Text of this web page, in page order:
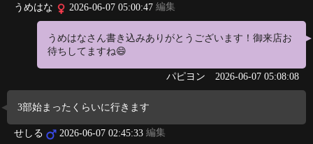
うめはな 2026-06-07 05:00:47 編集
うめはなさん書き込みありがとうございます！御来店お
待ちしてますね😄
パピヨン 2026-06-07 05:08:08
3部始まったくらいに行きます
せしる 2026-06-07 02:45:33 編集